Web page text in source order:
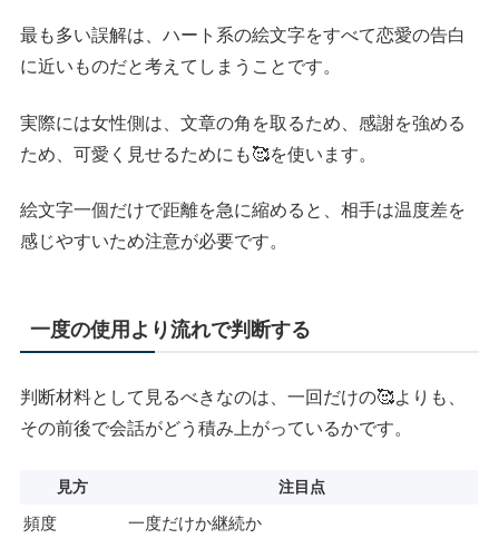
最も多い誤解は、ハート系の絵文字をすべて恋愛の告白
に近いものだと考えてしまうことです。
実際には女性側は、文章の角を取るため、感謝を強める
ため、可愛く見せるためにも🥰を使います。
絵文字一個だけで距離を急に縮めると、相手は温度差を
感じやすいため注意が必要です。
一度の使用より流れで判断する
判断材料として見るべきなのは、一回だけの🥰よりも、
その前後で会話がどう積み上がっているかです。
見方 注目点
頻度
一度だけか継続か